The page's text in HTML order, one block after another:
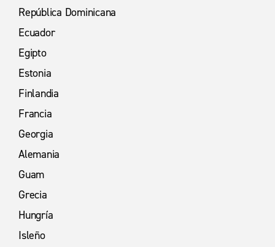
República Dominicana
Ecuador
Egipto
Estonia
Finlandia
Francia
Georgia
Alemania
Guam
Grecia
Hungría
Isleño